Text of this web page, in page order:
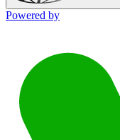
Powered by